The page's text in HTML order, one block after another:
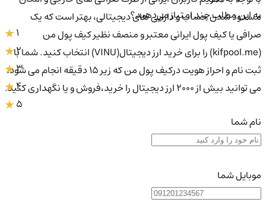
مسدود شدن حساب و دارایی های دیجیتالی، بهتر است که یک
صرافی یا کیف پول ایرانی معتبر و منصف نظیر کیف پول من
(kifpool.me) را برای خرید ارز دیجیتال(VINU) انتخاب کنید. شما با
ثبت نام و احراز هویت درکیف پول من که زیر 15 دقیقه انجام می شود،
می توانید بیش از 2000 ارز دیجیتال را خرید،فروش و یا نگهداری کنید.
به این مطلب چند امتیاز می‌دهید؟
2
3
4
5
نام شما
موبایل شما